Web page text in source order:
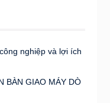
nghiệp và lợi ích
BÀN GIAO MÁY DÒ